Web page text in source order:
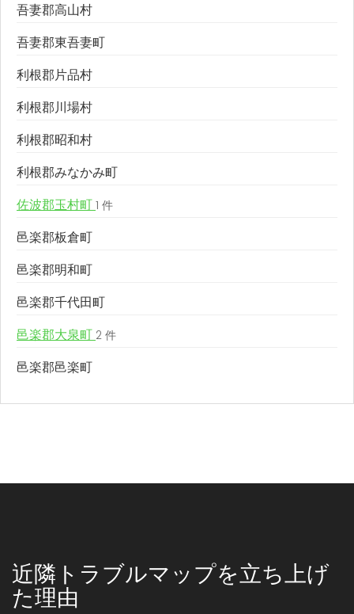
吾妻郡高山村
吾妻郡東吾妻町
利根郡片品村
利根郡川場村
利根郡昭和村
利根郡みなかみ町
佐波郡玉村町 1 件
邑楽郡板倉町
邑楽郡明和町
邑楽郡千代田町
邑楽郡大泉町 2 件
邑楽郡邑楽町
近隣トラブルマップを立ち上げ
た理由